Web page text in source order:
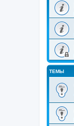
ТЕМЫ